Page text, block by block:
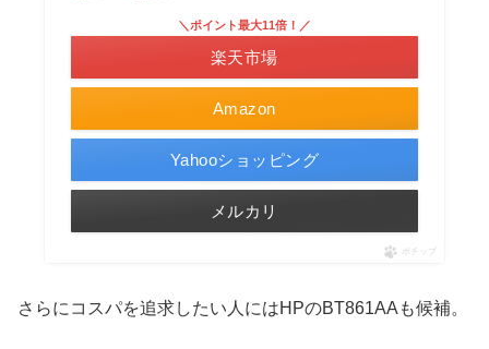
Amazon
＼ポイント最大11倍！／
楽天市場
Yahooショッピング
メルカリ
ポチップ
さらにコスパを追求したい人にはHPのBT861AAも候補。